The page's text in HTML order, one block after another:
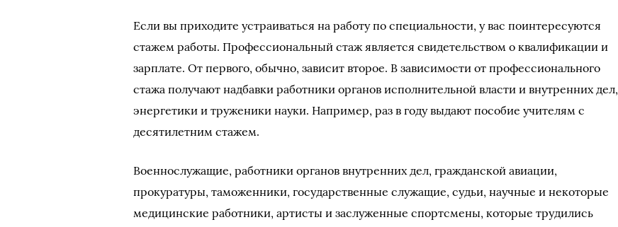
Если вы приходите устраиваться на работу по специальности, у вас поинтересуются
стажем работы. Профессиональный стаж является свидетельством о квалификации и
зарплате. От первого, обычно, зависит второе. В зависимости от профессионального
стажа получают надбавки работники органов исполнительной власти и внутренних дел,
энергетики и труженики науки. Например, раз в году выдают пособие учителям с
десятилетним стажем.
Военнослужащие, работники органов внутренних дел, гражданской авиации,
прокуратуры, таможенники, государственные служащие, судьи, научные и некоторые
медицинские работники, артисты и заслуженные спортсмены, которые трудились